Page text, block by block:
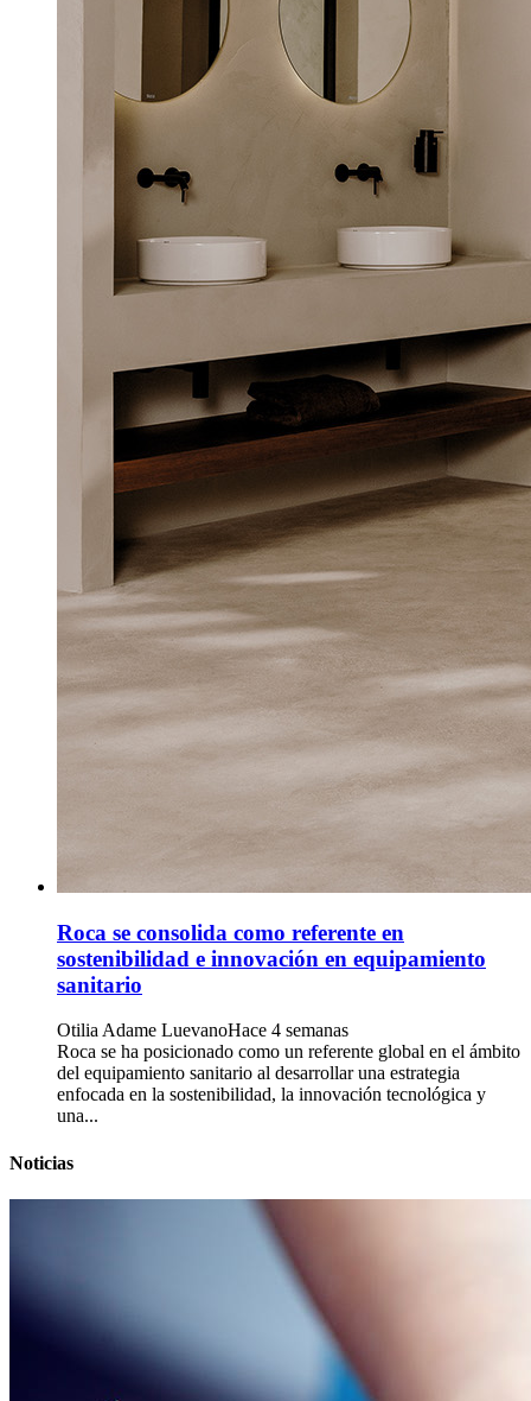
Roca se consolida como referente en
sostenibilidad e innovación en equipamiento
sanitario
Otilia Adame LuevanoHace 4 semanas
Roca se ha posicionado como un referente global en el ámbito
del equipamiento sanitario al desarrollar una estrategia
enfocada en la sostenibilidad, la innovación tecnológica y
una...
Noticias